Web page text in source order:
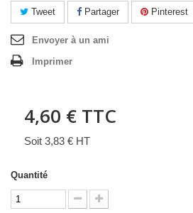
Tweet Partager Pinterest
Envoyer à un ami
Imprimer
4,60 € TTC
Soit 3,83 € HT
Quantité